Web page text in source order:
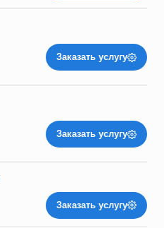
Заказать услугу
Заказать услугу
Заказать услугу